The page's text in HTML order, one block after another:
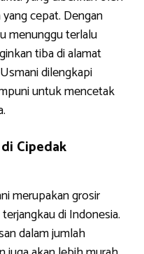
cepat. Dengan
menunggu terlalu
tiba di alamat
dilengkapi
untuk mencetak
Cipedak
merupakan grosir
di Indonesia.
dalam jumlah